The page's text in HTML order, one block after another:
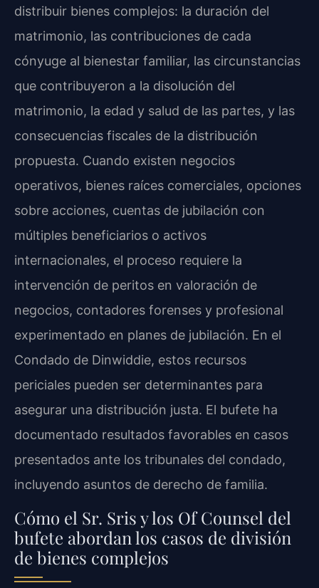
distribuir bienes complejos: la duración del
matrimonio, las contribuciones de cada
cónyuge al bienestar familiar, las circunstancias
que contribuyeron a la disolución del
matrimonio, la edad y salud de las partes, y las
consecuencias fiscales de la distribución
propuesta. Cuando existen negocios
operativos, bienes raíces comerciales, opciones
sobre acciones, cuentas de jubilación con
múltiples beneficiarios o activos
internacionales, el proceso requiere la
intervención de peritos en valoración de
negocios, contadores forenses y profesional
experimentado en planes de jubilación. En el
Condado de Dinwiddie, estos recursos
periciales pueden ser determinantes para
asegurar una distribución justa. El bufete ha
documentado resultados favorables en casos
presentados ante los tribunales del condado,
incluyendo asuntos de derecho de familia.
Cómo el Sr. Sris y los Of Counsel del
bufete abordan los casos de división
de bienes complejos